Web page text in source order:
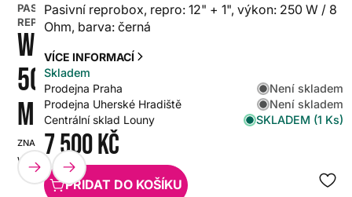
PASIVNÍ
REPROBOX
WORK
50MIN012
MINO 12
ZNAČKA:
WORK
SKU:
HX0000000087461
Pasivní reprobox, repro: 12" + 1", výkon: 250 W / 8
Ohm, barva: černá
VÍCE INFORMACÍ
Skladem
Prodejna Praha
Není skladem
Prodejna Uherské Hradiště
Není skladem
Centrální sklad Louny
SKLADEM (1 Ks)
7 500 Kč
PŘIDAT DO KOŠÍKU